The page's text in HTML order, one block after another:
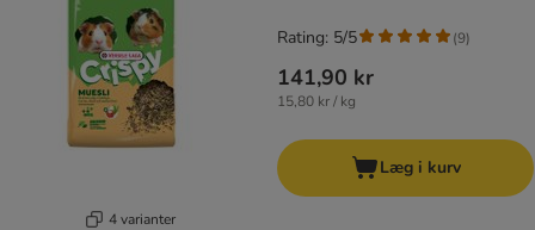
4 varianter
141,90 kr
15,80 kr / kg
Rating: 5/5 (9)
Læg i kurv